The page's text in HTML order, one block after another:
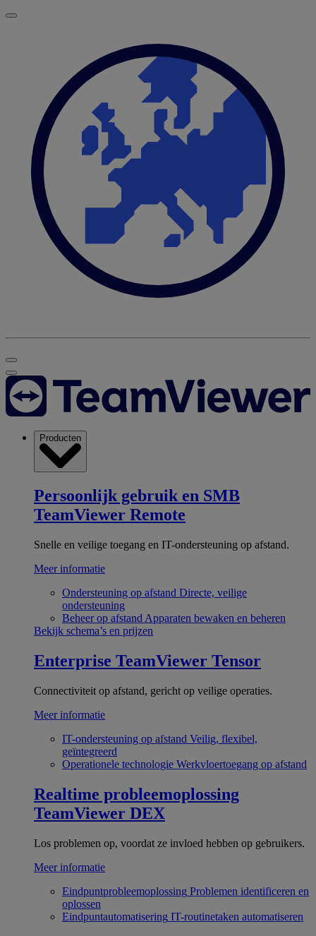
Producten
Persoonlijk gebruik en SMB
TeamViewer Remote
Snelle en veilige toegang en IT-ondersteuning op afstand.
Meer informatie
Ondersteuning op afstand Directe, veilige
ondersteuning
Beheer op afstand Apparaten bewaken en beheren
Bekijk schema’s en prijzen
Enterprise TeamViewer Tensor
Connectiviteit op afstand, gericht op veilige operaties.
Meer informatie
IT-ondersteuning op afstand Veilig, flexibel,
geïntegreerd
Operationele technologie Werkvloertoegang op afstand
Realtime probleemoplossing
TeamViewer DEX
Los problemen op, voordat ze invloed hebben op gebruikers.
Meer informatie
Eindpuntprobleemoplossing Problemen identificeren en
oplossen
Eindpuntautomatisering IT-routinetaken automatiseren